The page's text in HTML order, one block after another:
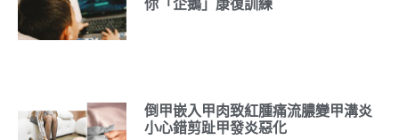
你「企鵝」康復訓練
倒甲嵌入甲肉致紅腫痛流膿變甲溝炎
小心錯剪趾甲發炎惡化